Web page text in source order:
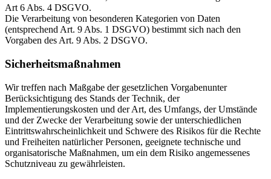
Art 6 Abs. 4 DSGVO.
Die Verarbeitung von besonderen Kategorien von Daten
(entsprechend Art. 9 Abs. 1 DSGVO) bestimmt sich nach den
Vorgaben des Art. 9 Abs. 2 DSGVO.
Sicherheitsmaßnahmen
Wir treffen nach Maßgabe der gesetzlichen Vorgabenunter
Berücksichtigung des Stands der Technik, der
Implementierungskosten und der Art, des Umfangs, der Umstände
und der Zwecke der Verarbeitung sowie der unterschiedlichen
Eintrittswahrscheinlichkeit und Schwere des Risikos für die Rechte
und Freiheiten natürlicher Personen, geeignete technische und
organisatorische Maßnahmen, um ein dem Risiko angemessenes
Schutzniveau zu gewährleisten.